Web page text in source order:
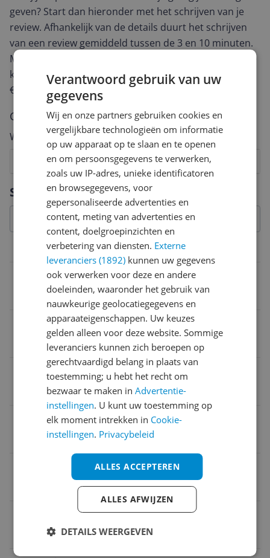
Specificaties
Belangrijkste kenmerken
Vermogen
2.000 W
Haspel
Aanbevolen reinigingsklus
Bluetooth
Luchtkoeling
geven? Start dan hieronder met het schrijven van je
review. Afhankelijk van de details duurt het schrijven
van een review gemiddeld tussen de 3 en 10 minuten.
Met jouw mening help je andere bezoekers een betere
keuze te maken én maak je iedere maand kans op
€250,-!
Klik hier voor de actievoorwaarden.
Cijfer
Welk cijfer geef jij dit product?
8
7
6
5
4
3
2
Verantwoord gebruik van uw
gegevens
Wij en onze partners gebruiken cookies en
vergelijkbare technologieën om informatie
op uw apparaat op te slaan en te openen
en om persoonsgegevens te verwerken,
zoals uw IP-adres, unieke identificatoren
en browsegegevens, voor
gepersonaliseerde advertenties en
content, meting van advertenties en
content, doelgroepinzichten en
verbetering van diensten. Externe
leveranciers (1892) kunnen uw gegevens
ook verwerken voor deze en andere
doeleinden, waaronder het gebruik van
nauwkeurige geolocatiegegevens en
apparaateigenschappen. Uw keuzes
gelden alleen voor deze website. Sommige
leveranciers kunnen zich beroepen op
gerechtvaardigd belang in plaats van
toestemming; u hebt het recht om
bezwaar te maken inAdvertentie-
instellingen. U kunt uw toestemming op
elk moment intrekken in Cookie-
instellingen. Privacybeleid
ALLES ACCEPTEREN
ALLES AFWIJZEN
DETAILS WEERGEVEN